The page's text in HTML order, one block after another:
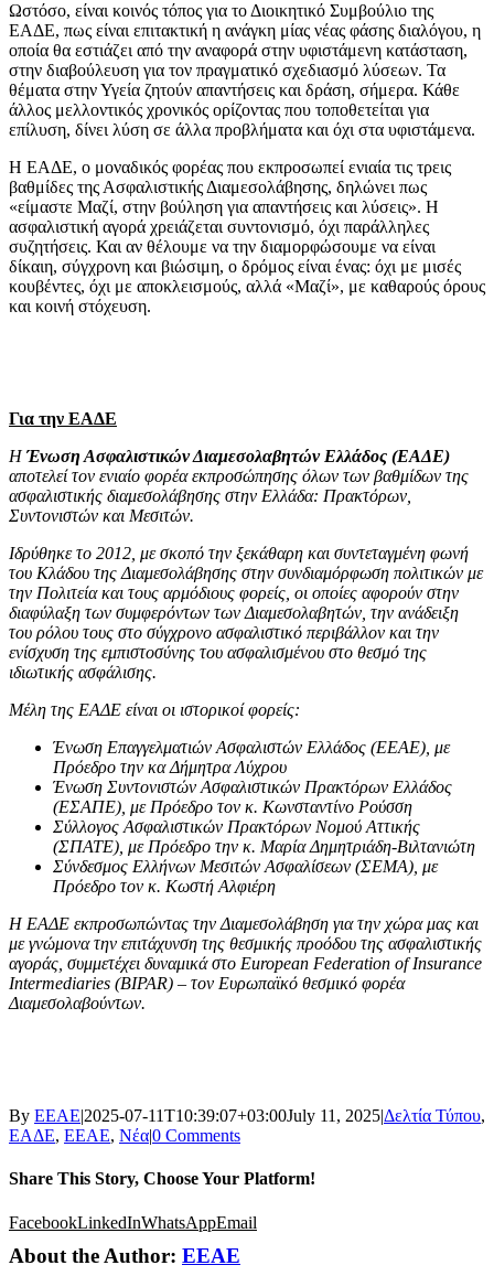
Ωστόσο, είναι κοινός τόπος για το Διοικητικό Συμβούλιο της
ΕΑΔΕ, πως είναι επιτακτική η ανάγκη μίας νέας φάσης διαλόγου, η
οποία θα εστιάζει από την αναφορά στην υφιστάμενη κατάσταση,
στην διαβούλευση για τον πραγματικό σχεδιασμό λύσεων. Τα
θέματα στην Υγεία ζητούν απαντήσεις και δράση, σήμερα. Κάθε
άλλος μελλοντικός χρονικός ορίζοντας που τοποθετείται για
επίλυση, δίνει λύση σε άλλα προβλήματα και όχι στα υφιστάμενα.
Η ΕΑΔΕ, ο μοναδικός φορέας που εκπροσωπεί ενιαία τις τρεις
βαθμίδες της Ασφαλιστικής Διαμεσολάβησης, δηλώνει πως
«είμαστε Μαζί, στην βούληση για απαντήσεις και λύσεις». Η
ασφαλιστική αγορά χρειάζεται συντονισμό, όχι παράλληλες
συζητήσεις. Και αν θέλουμε να την διαμορφώσουμε να είναι
δίκαιη, σύγχρονη και βιώσιμη, ο δρόμος είναι ένας: όχι με μισές
κουβέντες, όχι με αποκλεισμούς, αλλά «Μαζί», με καθαρούς όρους
και κοινή στόχευση.
Για την ΕΑΔΕ
ΗΈνωση Ασφαλιστικών Διαμεσολαβητών Ελλάδος (ΕΑΔΕ)
αποτελεί τον ενιαίο φορέα εκπροσώπησης όλων των βαθμίδων της
ασφαλιστικής διαμεσολάβησης στην Ελλάδα: Πρακτόρων,
Συντονιστών και Μεσιτών.
Ιδρύθηκε το 2012, με σκοπό την ξεκάθαρη και συντεταγμένη φωνή
του Κλάδου της Διαμεσολάβησης στην συνδιαμόρφωση πολιτικών με
την Πολιτεία και τους αρμόδιους φορείς, οι οποίες αφορούν στην
διαφύλαξη των συμφερόντων των Διαμεσολαβητών, την ανάδειξη
του ρόλου τους στο σύγχρονο ασφαλιστικό περιβάλλον και την
ενίσχυση της εμπιστοσύνης του ασφαλισμένου στο θεσμό της
ιδιωτικής ασφάλισης.
Μέλη της ΕΑΔΕ είναι οι ιστορικοί φορείς:
Ένωση Επαγγελματιών Ασφαλιστών Ελλάδος (ΕΕΑΕ), με
Πρόεδρο την κα Δήμητρα Λύχρου
Ένωση Συντονιστών Ασφαλιστικών Πρακτόρων Ελλάδος
(ΕΣΑΠΕ), με Πρόεδρο τον κ. Κωνσταντίνο Ρούσση
Σύλλογος Ασφαλιστικών Πρακτόρων Νομού Αττικής
(ΣΠΑΤΕ), με Πρόεδρο την κ. Μαρία Δημητριάδη-Βιλτανιώτη
Σύνδεσμος Ελλήνων Μεσιτών Ασφαλίσεων (ΣΕΜΑ), με
Πρόεδρο τον κ. Κωστή Αλφιέρη
Η ΕΑΔΕ εκπροσωπώντας την Διαμεσολάβηση για την χώρα μας και
με γνώμονα την επιτάχυνση της θεσμικής προόδου της ασφαλιστικής
αγοράς, συμμετέχει δυναμικά στο European Federation of Insurance
Intermediaries (BIPAR) – τον Ευρωπαϊκό θεσμικό φορέα
Διαμεσολαβούντων.
By ΕΕΑΕ|2025-07-11T10:39:07+03:00July 11, 2025|Δελτία Τύπου,
ΕΑΔΕ, ΕΕΑΕ, Νέα|0 Comments
Share This Story, Choose Your Platform!
FacebookLinkedInWhatsAppEmail
About the Author: ΕΕΑΕ